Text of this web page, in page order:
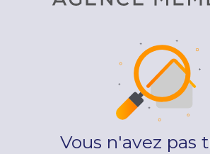
Vous n'avez pas